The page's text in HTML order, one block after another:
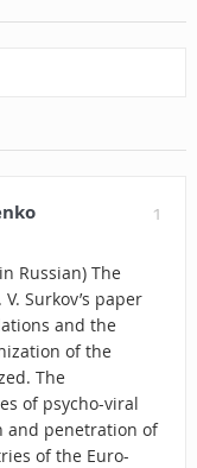
1
Russian) The
Surkov’s paper
and the
of the
The
of psycho-viral
and penetration of
of the Euro-